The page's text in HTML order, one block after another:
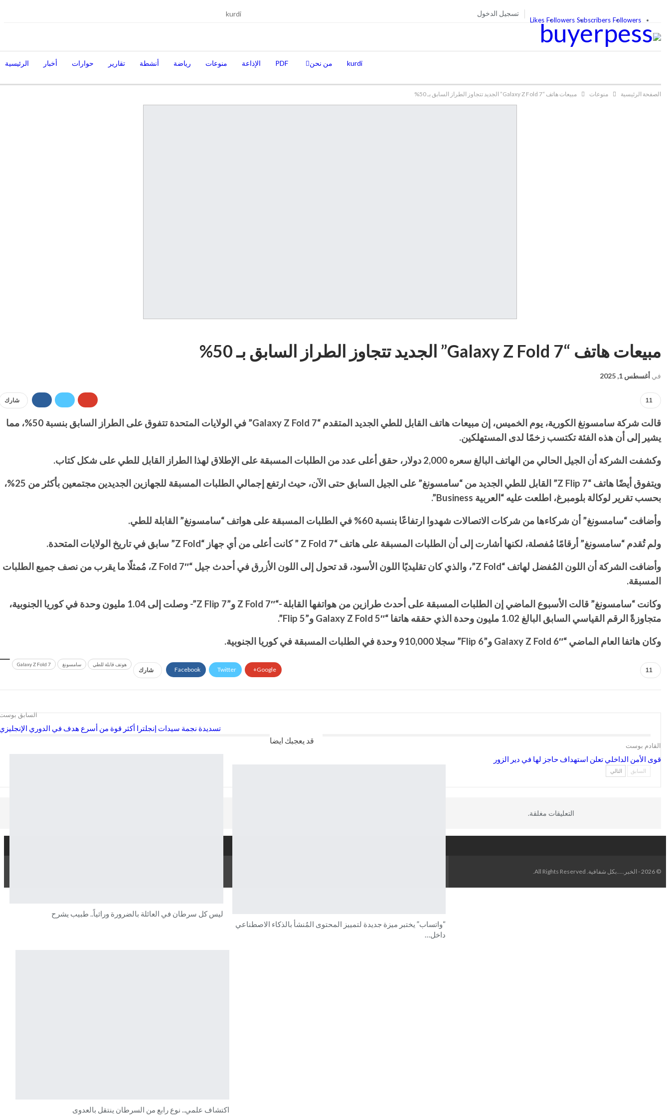
Likes Followers Subscribers Followers
تسجيل الدخول kurdi
الرئيسية أخبار حوارات تقارير أنشطة رياضة منوعات الإذاعة PDF من نحن kurdi
الصفحة الرئيسية منوعات مبيعات هاتف “Galaxy Z Fold 7” الجديد تتجاوز الطراز السابق بـ 50%
مبيعات هاتف “Galaxy Z Fold 7” الجديد تتجاوز الطراز السابق بـ 50%
في أغسطس 1, 2025
11 شارك
قالت شركة سامسونغ الكورية، يوم الخميس، إن مبيعات هاتف القابل للطي الجديد المتقدم “Galaxy Z Fold 7” في الولايات المتحدة تتفوق على الطراز السابق بنسبة 50%، مما
يشير إلى أن هذه الفئة تكتسب زخمًا لدى المستهلكين.
وكشفت الشركة أن الجيل الحالي من الهاتف البالغ سعره 2,000 دولار، حقق أعلى عدد من الطلبات المسبقة على الإطلاق لهذا الطراز القابل للطي على شكل كتاب.
ويتفوق أيضًا هاتف “Z Flip 7” القابل للطي الجديد من “سامسونغ” على الجيل السابق حتى الآن، حيث ارتفع إجمالي الطلبات المسبقة للجهازين الجديدين مجتمعين بأكثر من 25%،
بحسب تقرير لوكالة بلومبرغ، اطلعت عليه “العربية Business”.
وأضافت “سامسونغ” أن شركاءها من شركات الاتصالات شهدوا ارتفاعًا بنسبة 60% في الطلبات المسبقة على هواتف “سامسونغ” القابلة للطي.
ولم تُقدم “سامسونغ” أرقامًا مُفصلة، لكنها أشارت إلى أن الطلبات المسبقة على هاتف “Z Fold 7 ” كانت أعلى من أي جهاز “Z Fold” سابق في تاريخ الولايات المتحدة.
وأضافت الشركة أن اللون المُفضل لهاتف “Z Fold”، والذي كان تقليديًا اللون الأسود، قد تحول إلى اللون الأزرق في أحدث جيل “Z Fold 7″، مُمثلًا ما يقرب من نصف جميع الطلبات
المسبقة.
وكانت “سامسونغ” قالت الأسبوع الماضي إن الطلبات المسبقة على أحدث طرازين من هواتفها القابلة -“Z Fold 7″ و”Z Flip 7”- وصلت إلى 1.04 مليون وحدة في كوريا الجنوبية،
متجاوزةً الرقم القياسي السابق البالغ 1.02 مليون وحدة الذي حققه هاتفا “Galaxy Z Fold 5″ و”Flip 5”.
وكان هاتفا العام الماضي “Galaxy Z Fold 6″ و”Flip 6” سجلا 910,000 وحدة في الطلبات المسبقة في كوريا الجنوبية.
Galaxy Z Fold 7 سامسونغ هوتف قابلة للطي
11 شارك Facebook Twitter Google+
السابق
تسديدة نجمة سيدات إنجلترا أكثر قوة من أسرع هدف في الدوري
القادم بوست
قوى الأمن الداخلي تعلن استهداف حاجز لها في دير الزور
قد يعجبك ايضا
ليس كل سرطان في العائلة بالضرورة وراثياً.. طبيب يشرح
“واتساب” يختبر ميزة جديدة لتمييز المحتوى المُنشأ بالذكاء الاصطناعي
داخل…
اكتشاف علمي.. نوع رابع من السرطان ينتقل بالعدوى
السابق التالي
التعليقات مغلقة.
© 2026 - الخبر.....بكل شفافية. All Rights Reserved.